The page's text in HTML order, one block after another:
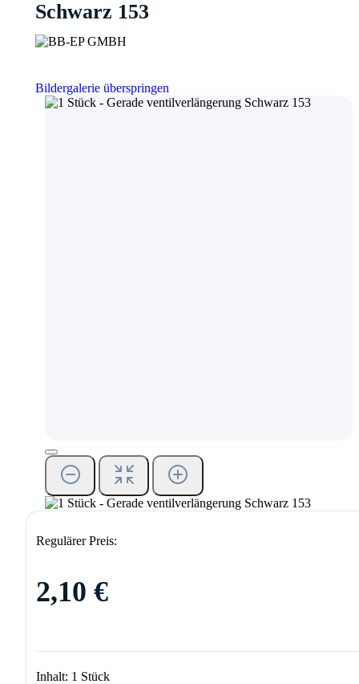
Schwarz 153
Bildergalerie überspringen
Regulärer Preis:
2,10 €
Inhalt: 1 Stück